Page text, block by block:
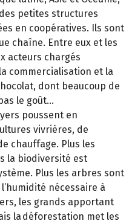
petites structures
en coopératives. Ils sont
chaîne. Entre eux et les
acteurs chargés
commercialisation et la
dont beaucoup de
le goût…
poussent en
vivrières, de
chauffage. Plus les
la biodiversité est
Plus les arbres sont
nécessaire à
les grands apportant
la déforestation met les